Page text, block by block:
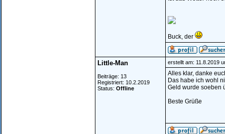
Buck, der
Little-Man
Beiträge: 13
Registriert: 10.2.2019
Status: Offline
erstellt am: 11.8.2019
Alles klar, danke
Das habe ich wohl
Geld wurde soeben
Beste Grüße